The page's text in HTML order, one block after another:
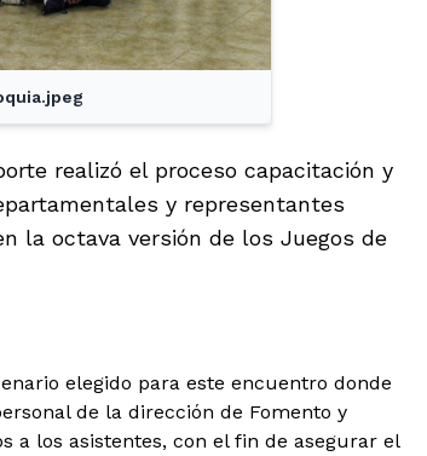
realizó el proceso capacitación y
y representantes
la octava versión de los Juegos de
elegido para este encuentro donde
de la dirección de Fomento y
a los asistentes, con el fin de asegurar el